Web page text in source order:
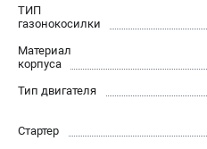
Как нас найти
Пользовательское соглашение
Способы оплаты
Аэраторы и скарификаторы
ТИП
газонокосилки
Материал
корпуса
Тип двигателя
Стартер